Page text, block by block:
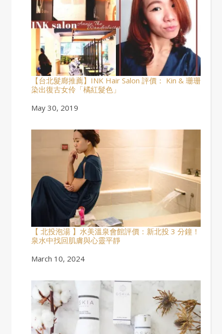
【台北髮廊推薦】INK Hair Salon 評價： Kin & 珊珊
染出復古女伶「橘紅髮色」
Date
May 30, 2019
【 北投泡湯 】水美溫泉會館評價：新北投 3 分鐘！
泉水中找回肌膚與心靈平靜
Date
March 10, 2024